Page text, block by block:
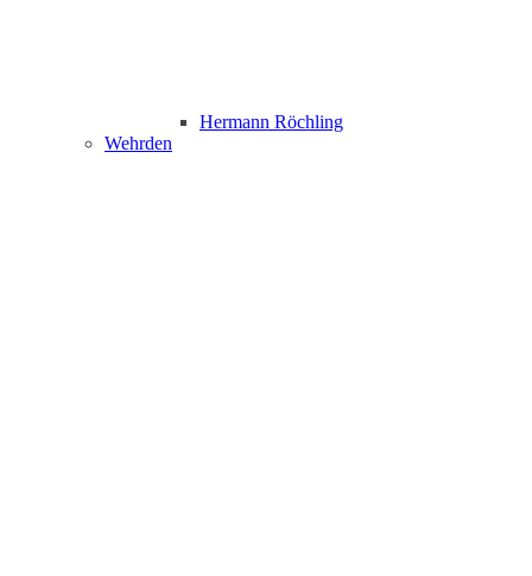
Hermann Röchling
Wehrden